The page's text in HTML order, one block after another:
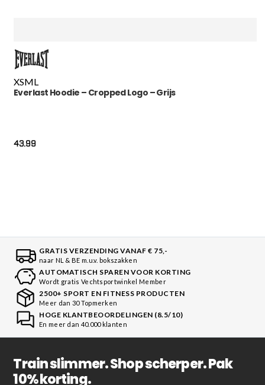
XSML
Everlast Hoodie – Cropped Logo – Grijs
43.99
GRATIS VERZENDING VANAF € 75,-
naar NL & BE m.u.v. bokszakken
AUTOMATISCH SPAREN VOOR KORTING
Wordt gratis Vechtsportwinkel Member
2500+ SPORT EN FITNESS PRODUCTEN
Meer dan 30 Topmerken
HOGE KLANTBEOORDELINGEN (8.5/10)
En meer dan 40.000 klanten
Train slimmer. Shop scherper. Pak
10% korting.